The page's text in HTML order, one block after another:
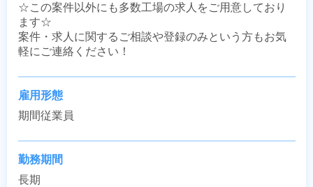
☆この案件以外にも多数工場の求人をご用意しており
ます☆
案件・求人に関するご相談や登録のみという方もお気
軽にご連絡ください！
雇用形態
期間従業員
勤務期間
長期